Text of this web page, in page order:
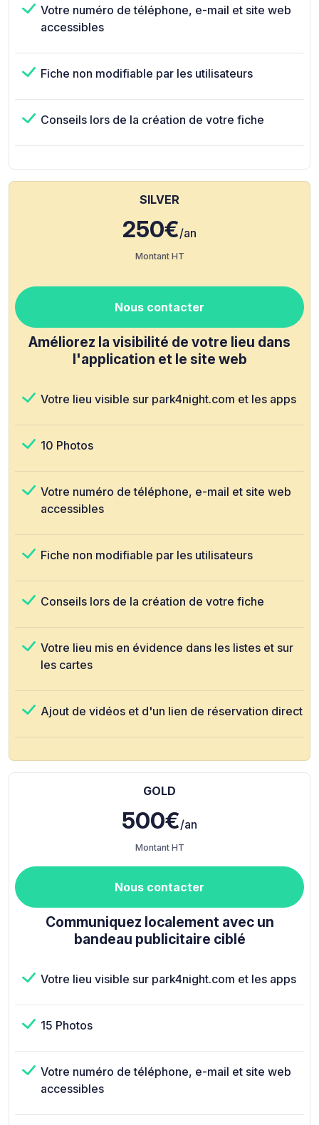
Votre numéro de téléphone, e-mail et site web
accessibles
Fiche non modifiable par les utilisateurs
Conseils lors de la création de votre fiche
SILVER
250€/an
Montant HT
Nous contacter
Améliorez la visibilité de votre lieu dans
l'application et le site web
Votre lieu visible sur park4night.com et les apps
10 Photos
Votre numéro de téléphone, e-mail et site web
accessibles
Fiche non modifiable par les utilisateurs
Conseils lors de la création de votre fiche
Votre lieu mis en évidence dans les listes et sur
les cartes
Ajout de vidéos et d'un lien de réservation direct
GOLD
500€/an
Montant HT
Nous contacter
Communiquez localement avec un
bandeau publicitaire ciblé
Votre lieu visible sur park4night.com et les apps
15 Photos
Votre numéro de téléphone, e-mail et site web
accessibles